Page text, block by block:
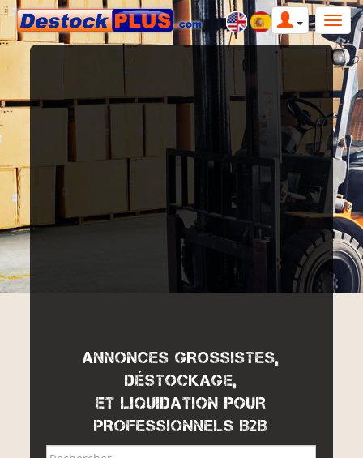
ANNONCES GROSSISTES,
DÉSTOCKAGE,
ET LIQUIDATION POUR
PROFESSIONNELS B2B